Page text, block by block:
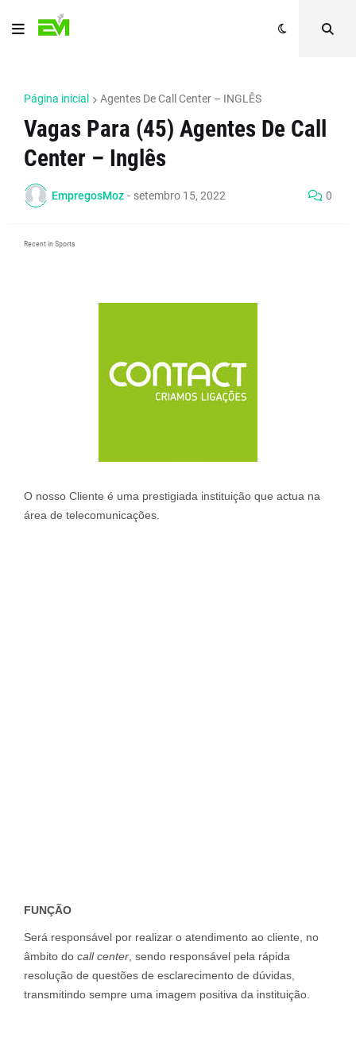
Página inicial Agentes De Call Center – INGLÊS
Vagas Para (45) Agentes De Call
Center – Inglês
EmpregosMoz - setembro 15, 2022 0
Recent in Sports
O nosso Cliente é uma prestigiada instituição que actua na
área de telecomunicações.
FUNÇÃO
Será responsável por realizar o atendimento ao cliente, no
âmbito do call center , sendo responsável pela rápida
resolução de questões de esclarecimento de dúvidas,
transmitindo sempre uma imagem positiva da instituição.